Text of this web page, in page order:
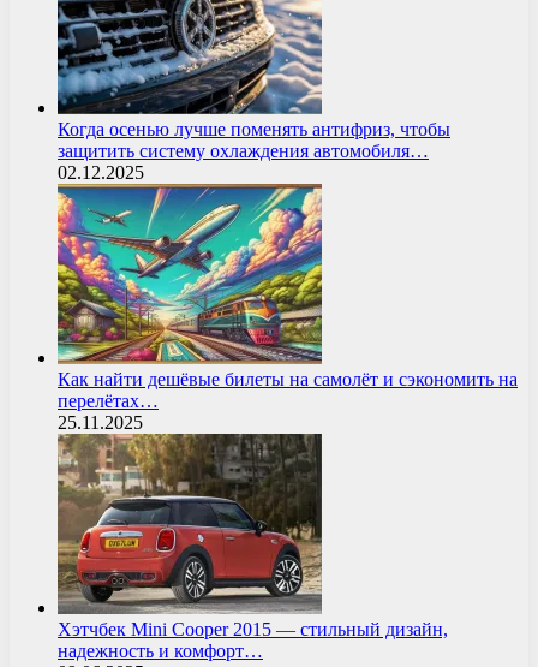
Когда осенью лучше поменять антифриз, чтобы
защитить систему охлаждения автомобиля…
02.12.2025
Как найти дешёвые билеты на самолёт и сэкономить на
перелётах…
25.11.2025
Хэтчбек Mini Cooper 2015 — стильный дизайн,
надежность и комфорт…